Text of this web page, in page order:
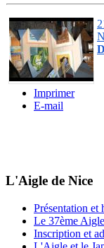
Imprimer
E-mail
L'Aigle de Nice
Présentation et
Le 37ème
Inscription et